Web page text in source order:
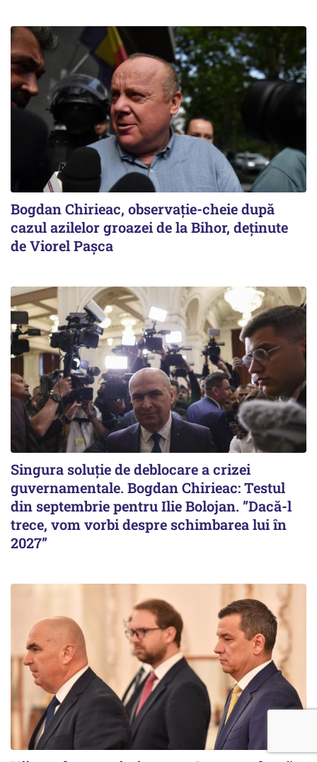
Bogdan Chirieac, observație-cheie după
cazul azilelor groazei de la Bihor, deținute
de Viorel Pașca
Singura soluție de deblocare a crizei
guvernamentale. Bogdan Chirieac: Testul
din septembrie pentru Ilie Bolojan. ”Dacă-l
trece, vom vorbi despre schimbarea lui în
2027”